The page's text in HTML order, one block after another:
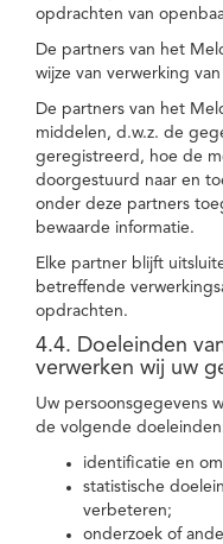
opdrachten van
De partners van het
wijze van verwerking
De partners van het
middelen, d.w.z. de
geregistreerd, hoe de
doorgestuurd naar en
onder deze partners
bewaarde informatie.
Elke partner blijft
betreffende
opdrachten.
4.4. Doeleinden
verwerken wij uw
Uw persoonsgegevens
de volgende
identificatie en
statistische
verbeteren;
onderzoek of